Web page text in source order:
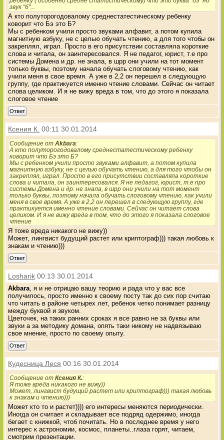
звук "б"...
А кто полуторогодовалому среднестатестическому ребенку
коворит что Бэ это Б?
Мы с ребенком учили просто звуками алфавит, а потом купила
магнитную азбуку, не с целью обучать чтению, а для того чтобы он
закреплял, играл. Просто в его присутствии составляла короткие
слова и читала, он заинтересовался. Я не педагог, юрист, т.е про
системы Домена и др. не знала, в шрр они учили на тот момент
только буквы, поэтому начала обучать слоговому чтению, как
учили меня в свое время. А уже в 2,2 он перешел в следующую
группу, где практикуется именно чтение словами. Сейчас он читает
слова целиком. И я не вижу вреда в том, что до этого я показала
слоговое чтение
Ответ
Ксения К. 00:11 30.01.2014
Сообщение от Akbara:
А кто полуторогодовалому среднестатестическому ребенку
коворит что Бэ это Б?
Мы с ребенком учили просто звуками алфавит, а потом купила
магнитную азбуку, не с целью обучать чтению, а для того чтобы он
закреплял, играл. Просто в его присутствии составляла короткие
слова и читала, он заинтересовался. Я не педагог, юрист, т.е про
системы Домена и др. не знала, в шрр они учили на тот момент
только буквы, поэтому начала обучать слоговому чтению, как учили
меня в свое время. А уже в 2,2 он перешел в следующую группу, где
практикуется именно чтение словами. Сейчас он читает слова
целиком. И я не вижу вреда в том, что до этого я показала слоговое
чтение
Я тоже вреда никакого не вижу))
Может, лингвист будущий растет или криптограф))) такая любовь к
знакам и чтению)))
Ответ
Losharik 00:13 30.01.2014
Akbara , я и не отрицаю вашу теорию и рада что у вас все
получилось, просто именно к своему посту так до сих пор считаю
что читать в районе четырех лет, ребенок четко понимает разницу
между буквой и звуком.
Цветочек, на таких ранних сроках я все равно не за буквы или
звуки а за методику домана, опять таки никому не надвязываю
свое мнение, просто по своему опыту.
Ответ
Кудесница Леся 00:16 30.01.2014
Сообщение отКсения К. :
Я тоже вреда никакого не вижу))
Может, лингвист будущий растет или криптограф))) такая любовь
к знакам и чтению)))
Может кто то и растет)))) его интересы меняются периодически.
Иногда он считает и складывает все подряд одержимо, иногда
бегает с книжкой, чтоб почитать. Но в последнее время у него
интерес к астрономии, космос, планеты..глаза горят, читаем,
смотрим презентации.